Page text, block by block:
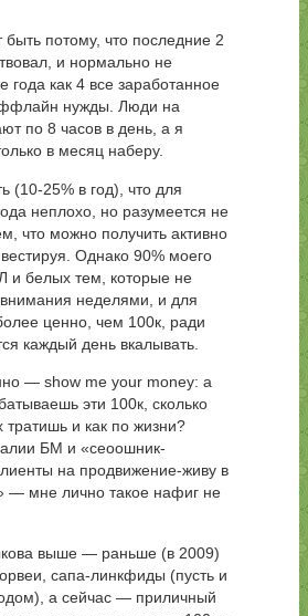
потому, что последние 2
и нормально не
года как 4 все заработанное
нужды. Люди на
по 8 часов в день, а я
в месяц наберу.
(10-25% в год), что для
неплохо, но разумеется не
что можно получить активно
Однако 90% моего
и белых тем, которые не
неделями, и для
ценно, чем 100к, ради
каждый день вкалывать.
— show me your money: а
эти 100к, сколько
тратишь и как по жизни?
БМ и «сеоошник-
на продвижение-живу в
— мне лично такое нафиг не
выше — раньше (в 2009)
сапа-линкфиды (пусть и
а сейчас — приличный